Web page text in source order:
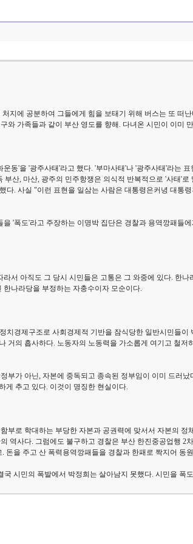
에 공분하여 그들에게 힘을 보태기 위해 버스는 또 떠
와 가족들과 같이 부산 영도를 향해. 다녀온 시민이 이미
동'을 '광주사태'라고 했다. '부마사태'나 '광주사태'라는
산, 마산, 광주의 민주항쟁은 의식적 반복적으로 '사태'
. 사실 "이런 표현을 일삼는 사람은 대통령은커녕 대통
'폭도'라고 주장하는 이명박 집단은 경찰과 용역깡패들
서 아직도 그 당시 시민들은 고통은 그 와중에 있다. 한
나라당을 부정하는 자충수이자 모순이다.
경제구조로 사회경제적 기반을 잠식당한 일반시민들
의 흡사하다. 노동자의 노동력을 가소롭게 여기고 철
가 아닌, 자본에 중독되고 종속된 정부임이 이미 드러
게 추고 있다. 이것이 명징한 현실이다.
로 학대하는 부당한 자본과 공권력에 맞서서 자본의 정
사다. 그럼에도 불구하고 경찰은 부산 한진중공업행
을 주고 산 폭력용역깡패들을 경찰과 한패로 짝지어 동
시민의 폭발에서 박정희는 살아남지 못했다. 시민을 폭